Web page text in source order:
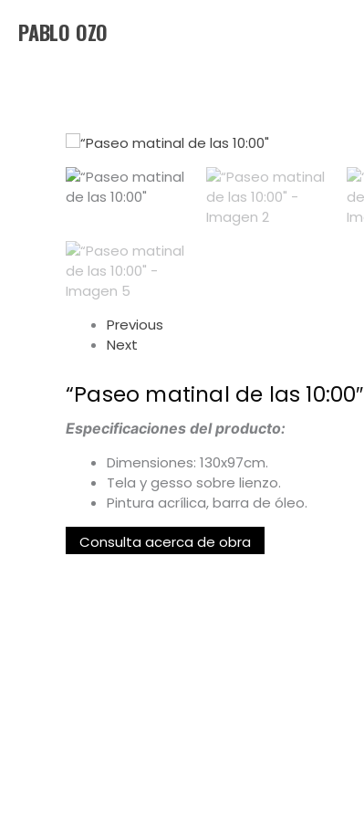
PABLO OZO
Previous
Next
“Paseo matinal de las 10:00″
Especificaciones del producto:
Dimensiones: 130x97cm.
Tela y gesso sobre lienzo.
Pintura acrílica, barra de óleo.
Consulta acerca de obra